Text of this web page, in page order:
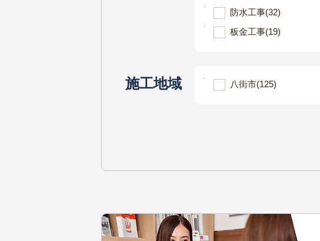
防水工事(32)
板金工事(19)
施工地域 八街市(125)